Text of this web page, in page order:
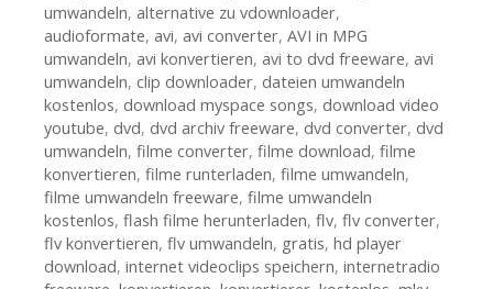
umwandeln, alternative zu vdownloader,
audioformate, avi, avi converter, AVI in MPG
umwandeln, avi konvertieren, avi to dvd freeware, avi
umwandeln, clip downloader, dateien umwandeln
kostenlos, download myspace songs, download video
youtube, dvd, dvd archiv freeware, dvd converter, dvd
umwandeln, filme converter, filme download, filme
konvertieren, filme runterladen, filme umwandeln,
filme umwandeln freeware, filme umwandeln
kostenlos, flash filme herunterladen, flv, flv converter,
flv konvertieren, flv umwandeln, gratis, hd player
download, internet videoclips speichern, internetradio